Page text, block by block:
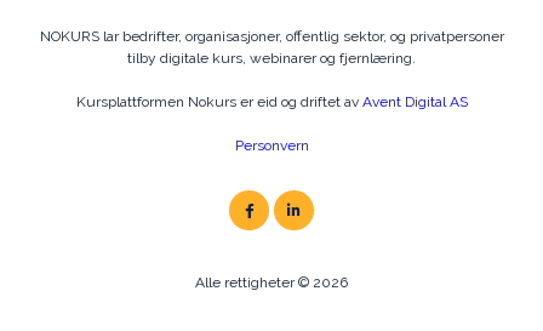
NOKURS lar bedrifter, organisasjoner, offentlig sektor, og privatpersoner
tilby digitale kurs, webinarer og fjernlæring.
Kursplattformen Nokurs er eid og driftet av Avent Digital AS
Personvern
Alle rettigheter © 2026